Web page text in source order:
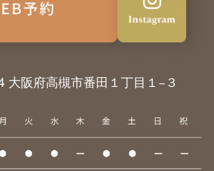
大阪府高槻市番田１丁目１−３